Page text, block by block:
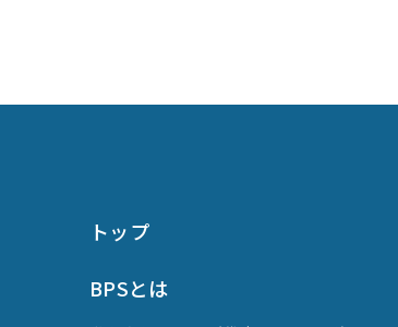
トップ
BPSとは